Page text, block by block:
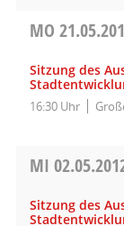
MO
Sitzung des
16:30 Uhr
MI
Sitzung des